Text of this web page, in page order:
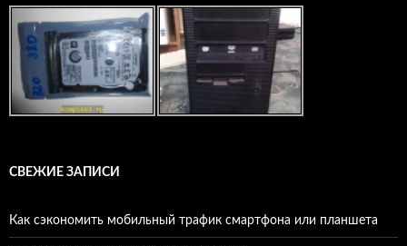
СВЕЖИЕ ЗАПИСИ
Как сэкономить мобильный трафик смартфона или планшета